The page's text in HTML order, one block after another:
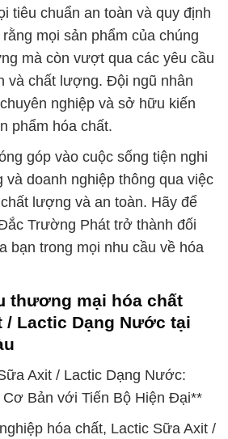
tiêu chuẩn an toàn và quy định
mọi sản phẩm của chúng
mà còn vượt qua các yêu cầu
và chất lượng. Đội ngũ nhân
nghiệp và sở hữu kiến
phẩm hóa chất.
góp vào cuộc sống tiện nghi
và doanh nghiệp thông qua việc
lượng và an toàn. Hãy để
Trường Phát trở thành đối
bạn trong mọi nhu cầu về hóa
thương mại hóa chất
/ Lactic Dạng Nước tại
Axit / Lactic Dạng Nước:
Bản với Tiến Bộ Hiện Đại**
hóa chất, Lactic Sữa Axit /